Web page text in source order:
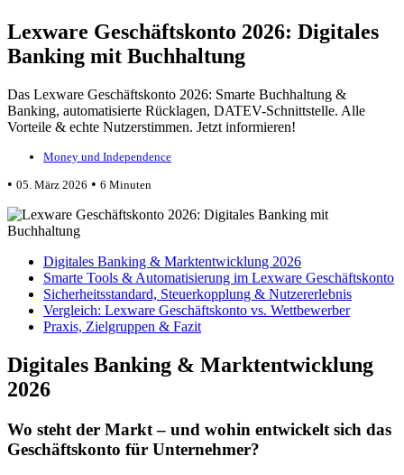
Lexware Geschäftskonto 2026: Digitales
Banking mit Buchhaltung
Das Lexware Geschäftskonto 2026: Smarte Buchhaltung &
Banking, automatisierte Rücklagen, DATEV-Schnittstelle. Alle
Vorteile & echte Nutzerstimmen. Jetzt informieren!
Money und Independence
• 05. März 2026 • 6 Minuten
Digitales Banking & Marktentwicklung 2026
Smarte Tools & Automatisierung im Lexware Geschäftskonto
Sicherheitsstandard, Steuerkopplung & Nutzererlebnis
Vergleich: Lexware Geschäftskonto vs. Wettbewerber
Praxis, Zielgruppen & Fazit
Digitales Banking & Marktentwicklung
2026
Wo steht der Markt – und wohin entwickelt sich das
Geschäftskonto für Unternehmer?